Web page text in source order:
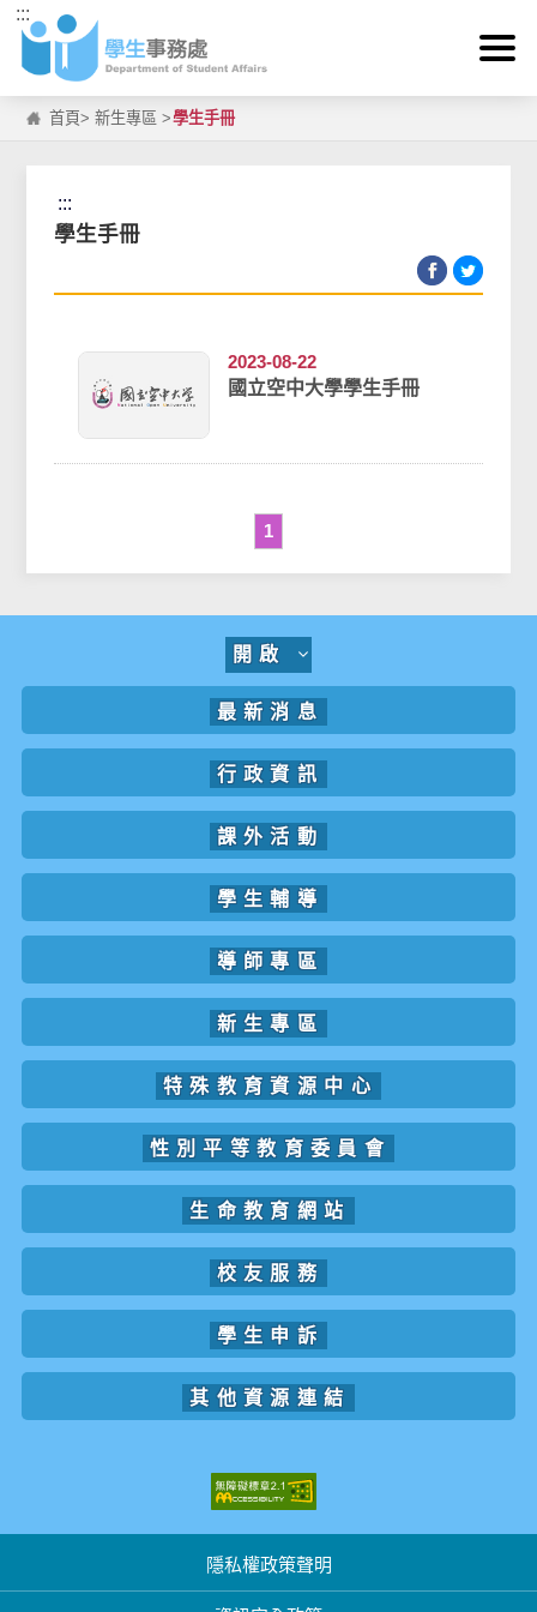
跳到主要內容區塊
:::
首頁>新生專區 >學生手冊
:::
學生手冊
2023-08-22
國立空中大學學生手冊
1
開啟
最新消息
行政資訊
課外活動
學生輔導
導師專區
新生專區
特殊教育資源中心
性別平等教育委員會
生命教育網站
校友服務
學生申訴
其他資源連結
隱私權政策聲明